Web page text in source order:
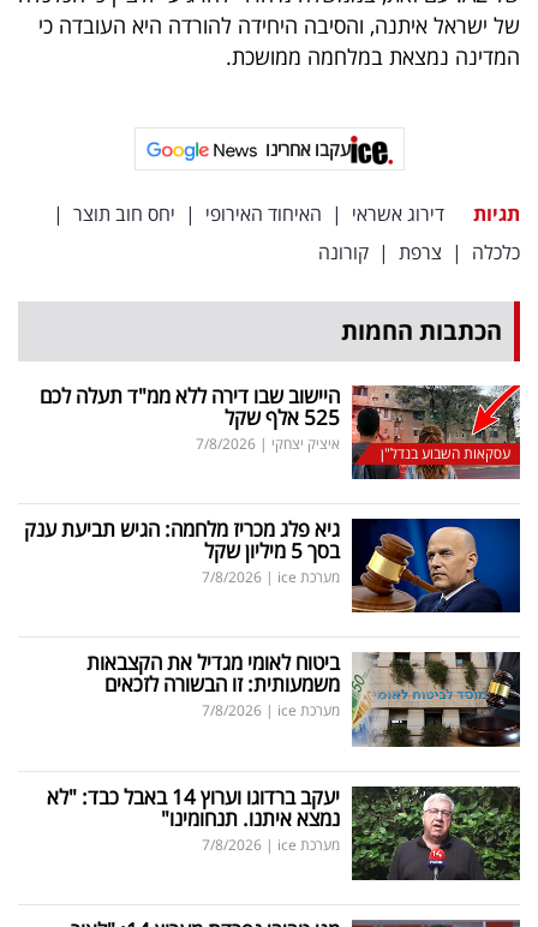
פרסמו
באייס
של ישראל איתנה, והסיבה היחידה להורדה היא העובדה כי
המדינה נמצאת במלחמה ממושכת.
עקבו אחרינו
תגיות דירוג אשראי | האיחוד האירופי | יחס חוב תוצר |
כלכלה | צרפת | קורונה
הכתבות החמות
עסקאות השבוע בנדל"ן
היישוב שבו דירה ללא ממ"ד תעלה לכם
525 אלף שקל
איציק יצחקי |
7/8/2026
גיא פלג מכריז מלחמה: הגיש תביעת ענק
בסך 5 מיליון שקל
מערכת ice |
7/8/2026
ביטוח לאומי מגדיל את הקצבאות
משמעותית: זו הבשורה לזכאים
מערכת ice |
7/8/2026
יעקב ברדוגו וערוץ 14 באבל כבד: "לא
נמצא איתנו. תנחומינו"
מערכת ice |
7/8/2026